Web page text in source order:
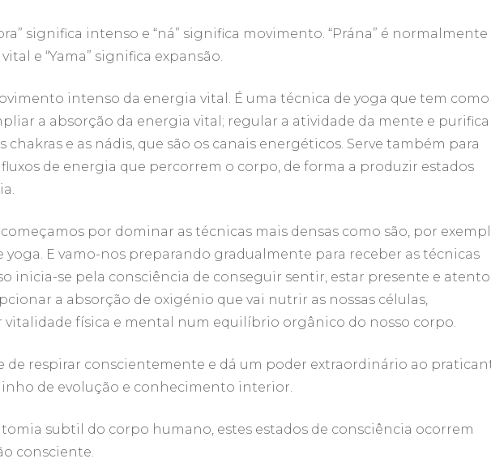
significa intenso e “ná” significa movimento. “Prána” é normalmente
e “Yama” significa expansão.
intenso da energia vital. É uma técnica de yoga que tem como
a absorção da energia vital; regular a atividade da mente e
chakras e as nádis, que são os canais energéticos. Serve também para
de energia que percorrem o corpo, de forma a produzir estados
por dominar as técnicas mais densas como são, por
yoga. E vamo-nos preparando gradualmente para receber as técnicas
inicia-se pela consciência de conseguir sentir, estar presente e atento
a absorção de oxigénio que vai nutrir as nossas células,
física e mental num equilíbrio orgânico do nosso corpo.
de respirar conscientemente e dá um poder extraordinário ao
de evolução e conhecimento interior.
subtil do corpo humano, estes estados de consciência ocorrem
consciente.